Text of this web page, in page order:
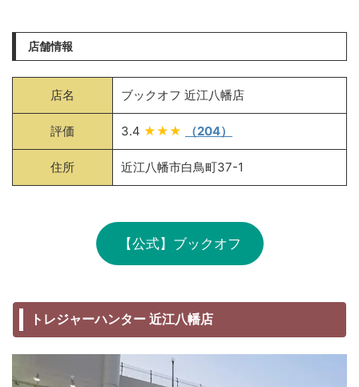
店舗情報
店名 ブックオフ 近江八幡店
評価 3.4 ★★★ （204）
住所 近江八幡市白鳥町37-1
【公式】ブックオフ
トレジャーハンター 近江八幡店